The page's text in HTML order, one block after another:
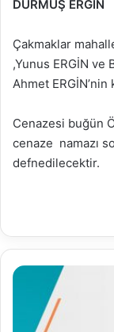
DURMUŞ ERGİN
Çakmaklar
,Yunus ERGİN ve
Ahmet ERGİN’nin
Cenazesi buğün
cenaze namazı
defnedilecektir.
28.04.2023
Raaporu